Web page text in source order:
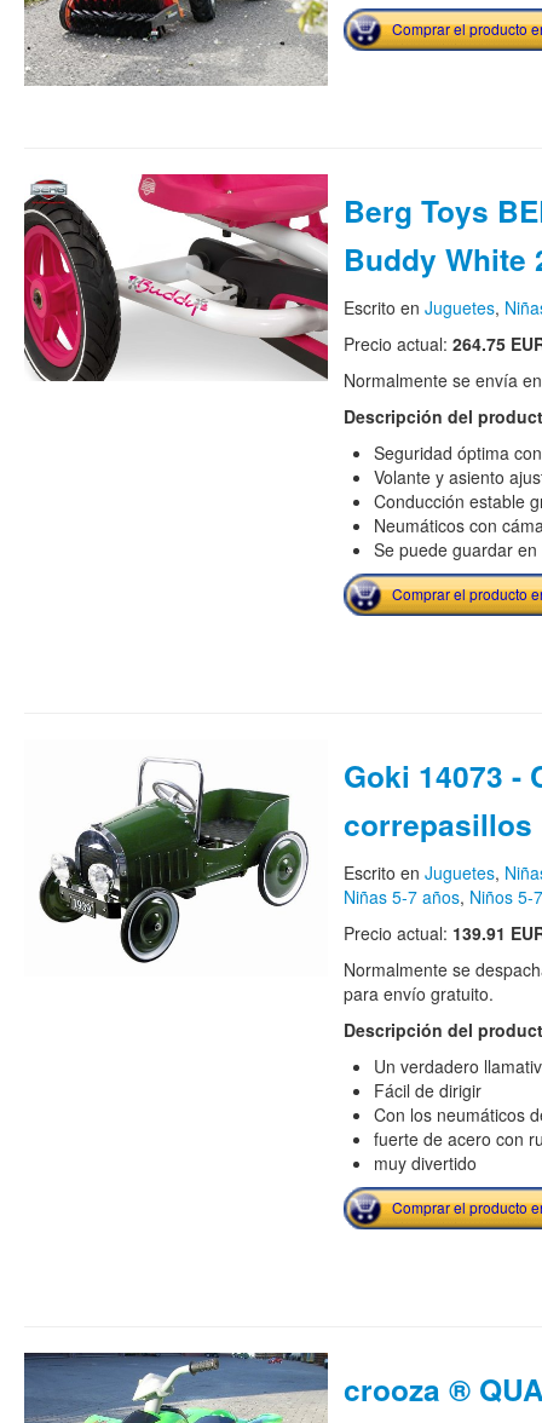
Comprar el producto
Berg Toys
Buddy White
Escrito en Juguetes,
Precio actual: 264.75
Normalmente se envía
Descripción del
Seguridad óptima
Volante y asiento
Conducción estable
Neumáticos con
Se puede guardar
Comprar el producto
Goki 14073 -
correpasillos
Escrito en Juguetes,
Niñas 5-7 años, Niños 5-
Precio actual: 139.91
Normalmente se
para envío gratuito.
Descripción del
Un verdadero
Fácil de dirigir
Con los neumáticos
fuerte de acero con
muy divertido
Comprar el producto
crooza ®